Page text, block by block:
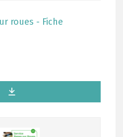
roues - Fiche